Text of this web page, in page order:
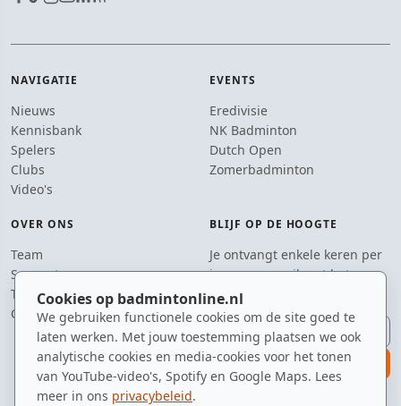
Cookies op badmintonline.nl
We gebruiken functionele cookies om de site goed te
laten werken. Met jouw toestemming plaatsen we ook
analytische cookies en media-cookies voor het tonen
van YouTube-video's, Spotify en Google Maps. Lees
meer in ons privacybeleid.
NAVIGATIE
Nieuws
Kennisbank
Spelers
Clubs
Video's
EVENTS
Eredivisie
NK Badminton
Dutch Open
Zomerbadminton
OVER ONS
Team
Supporters
Tip de redactie
Contact
BLIJF OP DE HOOGTE
Je ontvangt enkele keren per
jaar een e-mail met het
laatste badmintonnieuws.
E-mailadres
aanmelden